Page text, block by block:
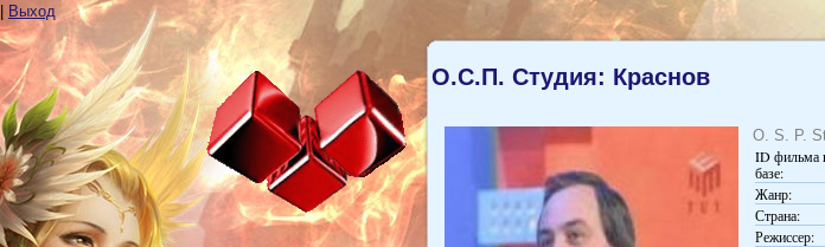
Выход
О.С.П. Студия: Краснов
O. S. P.
ID фильма
базе:
Жанр:
Страна:
Режиссер: